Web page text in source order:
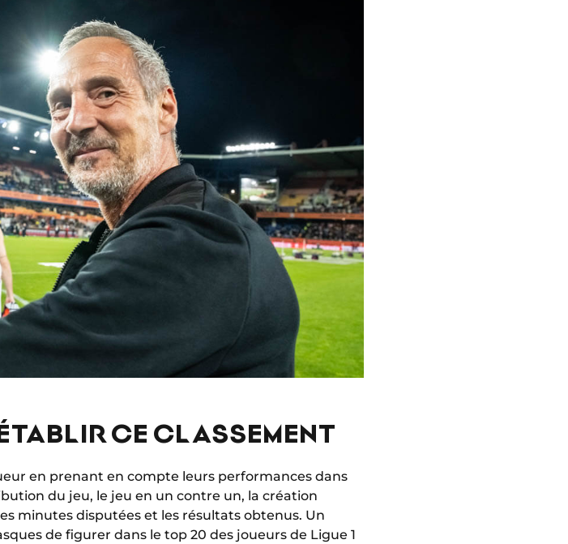
CE CLASSEMENT
en prenant en compte leurs performances dans
du jeu, le jeu en un contre un, la création
minutes disputées et les résultats obtenus. Un
de figurer dans le top 20 des joueurs de Ligue 1